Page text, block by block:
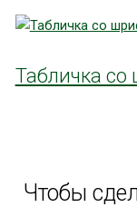
Табличка
Чтобы